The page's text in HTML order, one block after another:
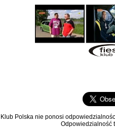
Klub Polska nie ponosi
Odpowiedzialność